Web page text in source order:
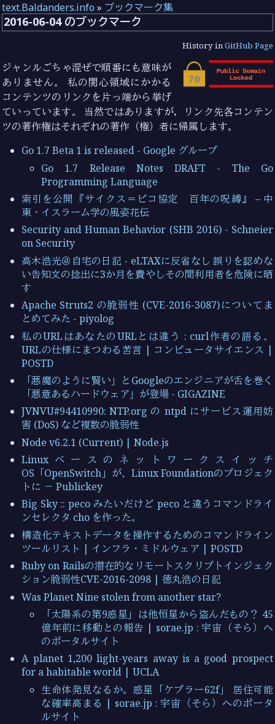
text.Baldanders.info » ブックマーク集
2016-06-04 のブックマーク
History inGitHub Page
ジャンルごちゃ混ぜで順番にも意味が
ありません。 私の関心領域にかかる
コンテンツのリンクを片っ端から挙げ
ていっています。 当然ではありますが，リンク先各コンテン
ツの著作権はそれぞれの著作（権）者に帰属します。
Go 1.7 Beta 1 is released - Google グループ
Go 1.7 Release Notes DRAFT - The Go
Programming Language
索引を公開『サイクス＝ピコ協定 百年の呪縛』 – 中
東・イスラーム学の風姿花伝
Security and Human Behavior (SHB 2016) - Schneier
on Security
高木浩光＠自宅の日記 - eLTAXに反省なし 誤りを認めな
い告知文の捻出に3か月を費やしその間利用者を危険に晒
す
Apache Struts2 の脆弱性 (CVE-2016-3087)についてま
とめてみた - piyolog
私のURLはあなたのURLとは違う : curl作者の語る、
URLの仕様にまつわる苦言 | コンピュータサイエンス |
POSTD
「悪魔のように賢い」とGoogleのエンジニアが舌を巻く
「悪意あるハードウェア」が登場 - GIGAZINE
JVNVU#94410990: NTP.org の ntpd にサービス運用妨
害 (DoS) など複数の脆弱性
Node v6.2.1 (Current) | Node.js
Linuxベースのネットワークスイッチ
OS「OpenSwitch」が、Linux Foundationのプロジェク
トに － Publickey
Big Sky :: peco みたいだけど peco と違うコマンドライ
ンセレクタ cho を作った。
構造化テキストデータを操作するためのコマンドライン
ツールリスト | インフラ・ミドルウェア | POSTD
Ruby on Railsの潜在的なリモートスクリプトインジェク
ション脆弱性CVE-2016-2098 | 徳丸浩の日記
Was Planet Nine stolen from another star?
「太陽系の第9惑星」は他恒星から盗んだもの？ 45
億年前に移動との報告 | sorae.jp : 宇宙（そら）へ
のポータルサイト
A planet 1,200 light-years away is a good prospect
for a habitable world | UCLA
生命体発見なるか。惑星「ケプラー62f」 居住可能
な確率高まる | sorae.jp : 宇宙（そら）へのポータ
ルサイト